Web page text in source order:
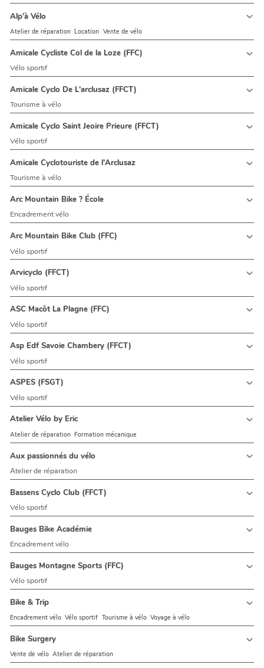
Alp'à Vélo
Atelier de réparation Location Vente de vélo
Amicale Cycliste Col de la Loze (FFC)
Vélo sportif
Amicale Cyclo De L'arclusaz (FFCT)
Tourisme à vélo
Amicale Cyclo Saint Jeoire Prieure (FFCT)
Vélo sportif
Amicale Cyclotouriste de l'Arclusaz
Tourisme à vélo
Arc Mountain Bike ? École
Encadrement vélo
Arc Mountain Bike Club (FFC)
Vélo sportif
Arvicyclo (FFCT)
Vélo sportif
ASC Macôt La Plagne (FFC)
Vélo sportif
Asp Edf Savoie Chambery (FFCT)
Vélo sportif
ASPES (FSGT)
Vélo sportif
Atelier Vélo by Eric
Atelier de réparation Formation mécanique
Aux passionnés du vélo
Atelier de réparation
Bassens Cyclo Club (FFCT)
Vélo sportif
Bauges Bike Académie
Encadrement vélo
Bauges Montagne Sports (FFC)
Vélo sportif
Bike & Trip
Encadrement vélo Vélo sportif Tourisme à vélo Voyage à vélo
Bike Surgery
Vente de vélo Atelier de réparation